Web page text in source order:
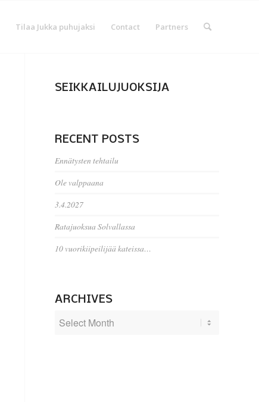
Tilaa Jukka puhujaksi Contact Partners
SEIKKAILUJUOKSIJA
RECENT POSTS
Ennätysten tehtailu
Ole valppaana
3.4.2027
Ratajuoksua Solvallassa
10 vuorikiipeilijää kateissa…
ARCHIVES